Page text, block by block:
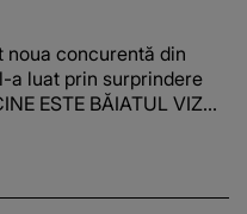
E COLOSALĂ
noua concurentă din
a luat prin surprindere
ESTE BĂIATUL VIZAT